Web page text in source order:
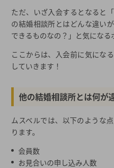
ただ、いざ入会するとなると
の結婚相談所とはどんな違い
できるものなの？」と気になる
ここからは、入会前に気にな
していきます！
他の結婚相談所とは何が
ムスベルでは、以下のような
ります。
会員数
お見合いの申し込み人数